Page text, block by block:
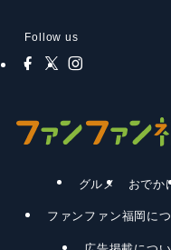
Follow us
グルメ おでか
ファンファン福岡に